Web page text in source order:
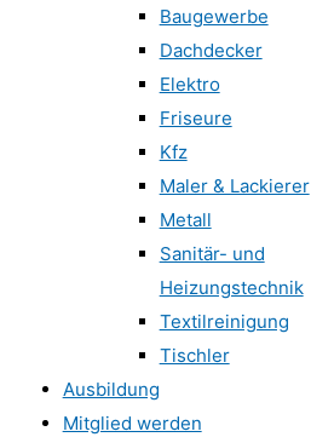
Baugewerbe
Dachdecker
Elektro
Friseure
Kfz
Maler & Lackierer
Metall
Sanitär- und
Heizungstechnik
Textilreinigung
Tischler
Ausbildung
Mitglied werden